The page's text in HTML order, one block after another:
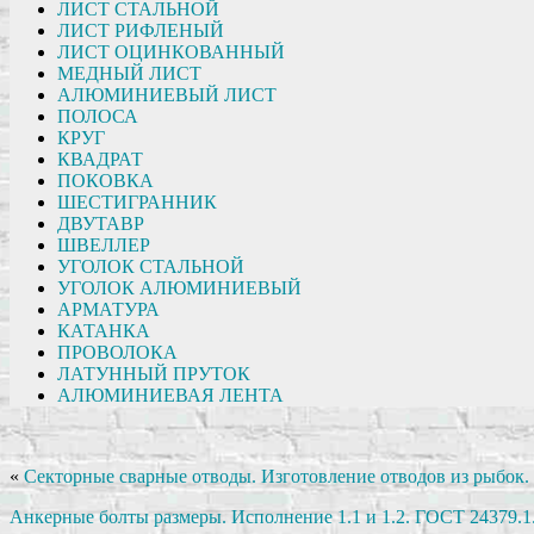
ЛИСТ СТАЛЬНОЙ
ЛИСТ РИФЛЕНЫЙ
ЛИСТ ОЦИНКОВАННЫЙ
МЕДНЫЙ ЛИСТ
АЛЮМИНИЕВЫЙ ЛИСТ
ПОЛОСА
КРУГ
КВАДРАТ
ПОКОВКА
ШЕСТИГРАННИК
ДВУТАВР
ШВЕЛЛЕР
УГОЛОК СТАЛЬНОЙ
УГОЛОК АЛЮМИНИЕВЫЙ
АРМАТУРА
КАТАНКА
ПРОВОЛОКА
ЛАТУННЫЙ ПРУТОК
АЛЮМИНИЕВАЯ ЛЕНТА
« Секторные сварные отводы. Изготовление отводов из рыбок.
Анкерные болты размеры. Исполнение 1.1 и 1.2. ГОСТ